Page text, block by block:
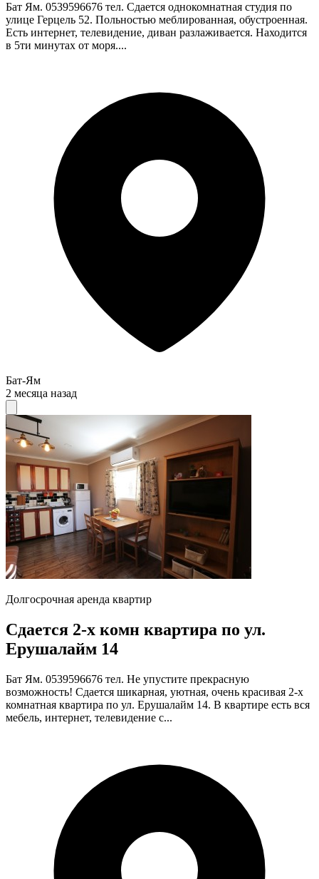
Бат Ям. 0539596676 тел. Сдается однокомнатная студия по
улице Герцель 52. Польностью меблированная, обустроенная.
Есть интернет, телевидение, диван разлаживается. Находится
в 5ти минутах от моря....
Бат-Ям
2 месяца назад
Долгосрочная аренда квартир
Сдается 2-х комн квартира по ул.
Ерушалайм 14
Бат Ям. 0539596676 тел. Не упустите прекрасную
возможность! Сдается шикарная, уютная, очень красивая 2-х
комнатная квартира по ул. Ерушалайм 14. В квартире есть вся
мебель, интернет, телевидение с...